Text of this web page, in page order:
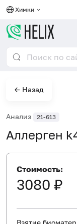
Химки
← Назад
Анализ 21-613
Аллерген
Стоимость:
3080 ₽
Взятие